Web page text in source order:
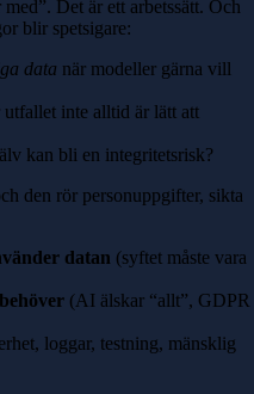
Det är ett arbetssätt. Och
blir spetsigare:
data när modeller gärna vill
inte alltid är lätt att
kan bli en integritetsrisk?
den rör personuppgifter, sikta
datan (syftet måste vara
(AI älskar “allt”, GDPR
loggar, testning, mänsklig